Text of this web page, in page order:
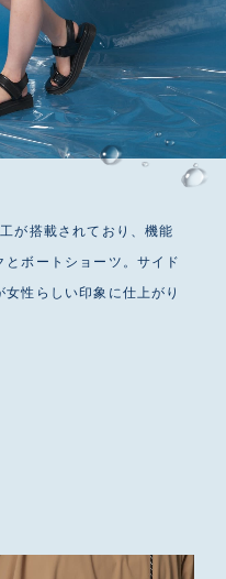
が搭載されており、機能
ボートショーツ。サイド
性らしい印象に仕上がり